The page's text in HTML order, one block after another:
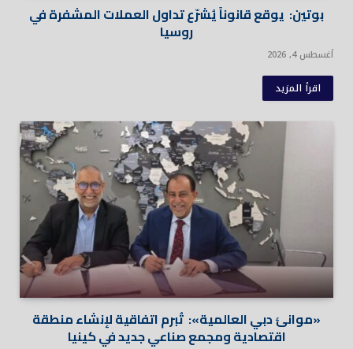
بوتين: يوقع قانوناً يُشرّع تداول العملات المشفرة في
روسيا
أغسطس 4, 2026
اقرأ المزيد
«موانئ دبي العالمية»: تُبرم اتفاقية لإنشاء منطقة
اقتصادية ومجمع صناعي جديد في كينيا